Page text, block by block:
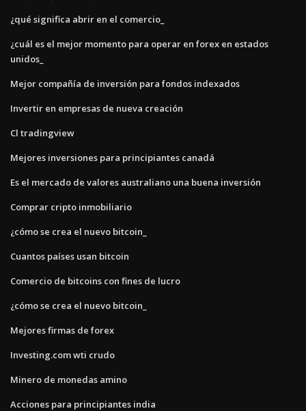
¿qué significa abrir en el comercio_
¿cuál es el mejor momento para operar en forex en estados
unidos_
Mejor compañía de inversión para fondos indexados
Invertir en empresas de nueva creación
Cl tradingview
Mejores inversiones para principiantes canadá
Es el mercado de valores australiano una buena inversión
Comprar cripto inmobiliario
¿cómo se crea el nuevo bitcoin_
Cuantos países usan bitcoin
Comercio de bitcoins con fines de lucro
¿cómo se crea el nuevo bitcoin_
Mejores firmas de forex
Investing.com wti crudo
Minero de monedas amino
Acciones para principiantes india